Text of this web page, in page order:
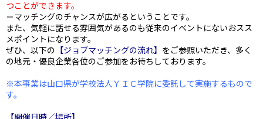
つことができます。
＝マッチングのチャンスが広がるということです。
また、気軽に話せる雰囲気があるのも従来のイベントにないおスス
メポイントになります。
ぜひ、以下の 【ジョブマッチングの流れ】 をご参照いただき、多く
の地元・優良企業各位のご参加をお待ちしております。
※本事業は山口県が学校法人ＹＩＣ学院に委託して実施するもので
す。
【開催日時／場所】